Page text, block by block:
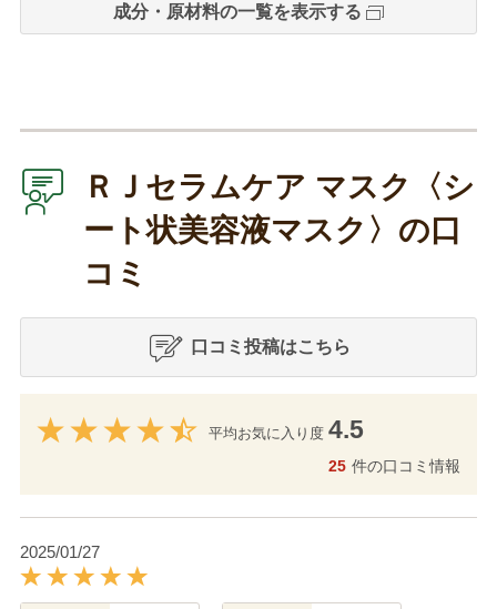
成分・原材料の一覧を表示する
ＲＪセラムケア マスク〈シ
ート状美容液マスク〉の口
コミ
口コミ投稿はこちら
平均お気に入り度 4.5
25 件の口コミ情報
2025/01/27